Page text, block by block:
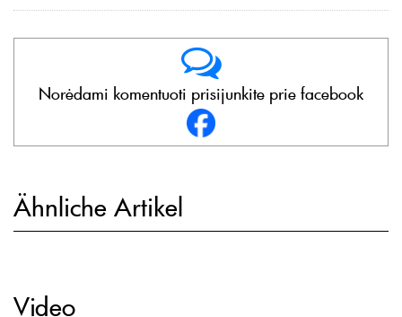
Norėdami komentuoti prisijunkite prie facebook
Ähnliche Artikel
Video